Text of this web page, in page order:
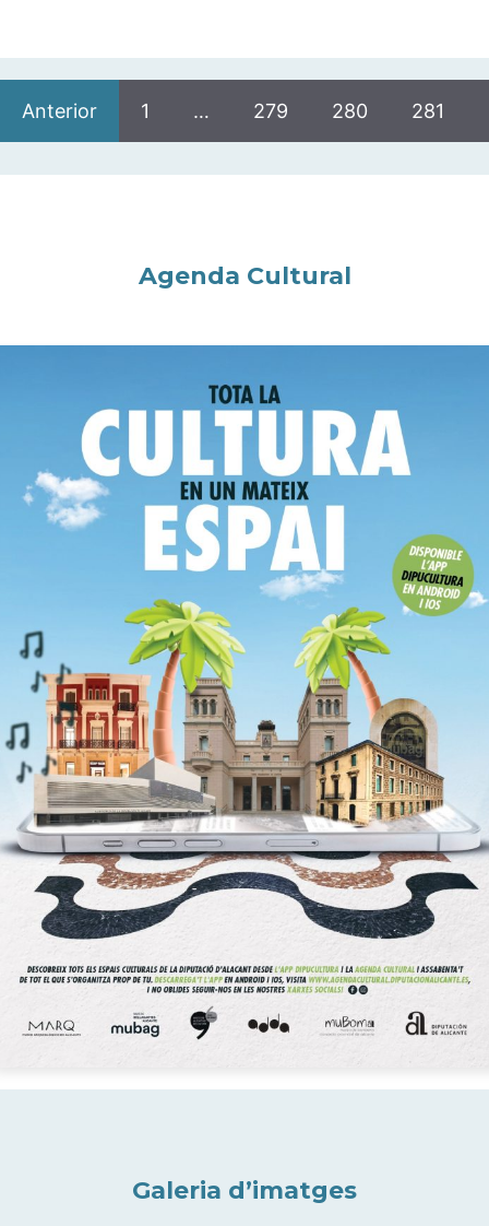
Anterior 1 … 279 280 281
Agenda Cultural
Galeria d’imatges